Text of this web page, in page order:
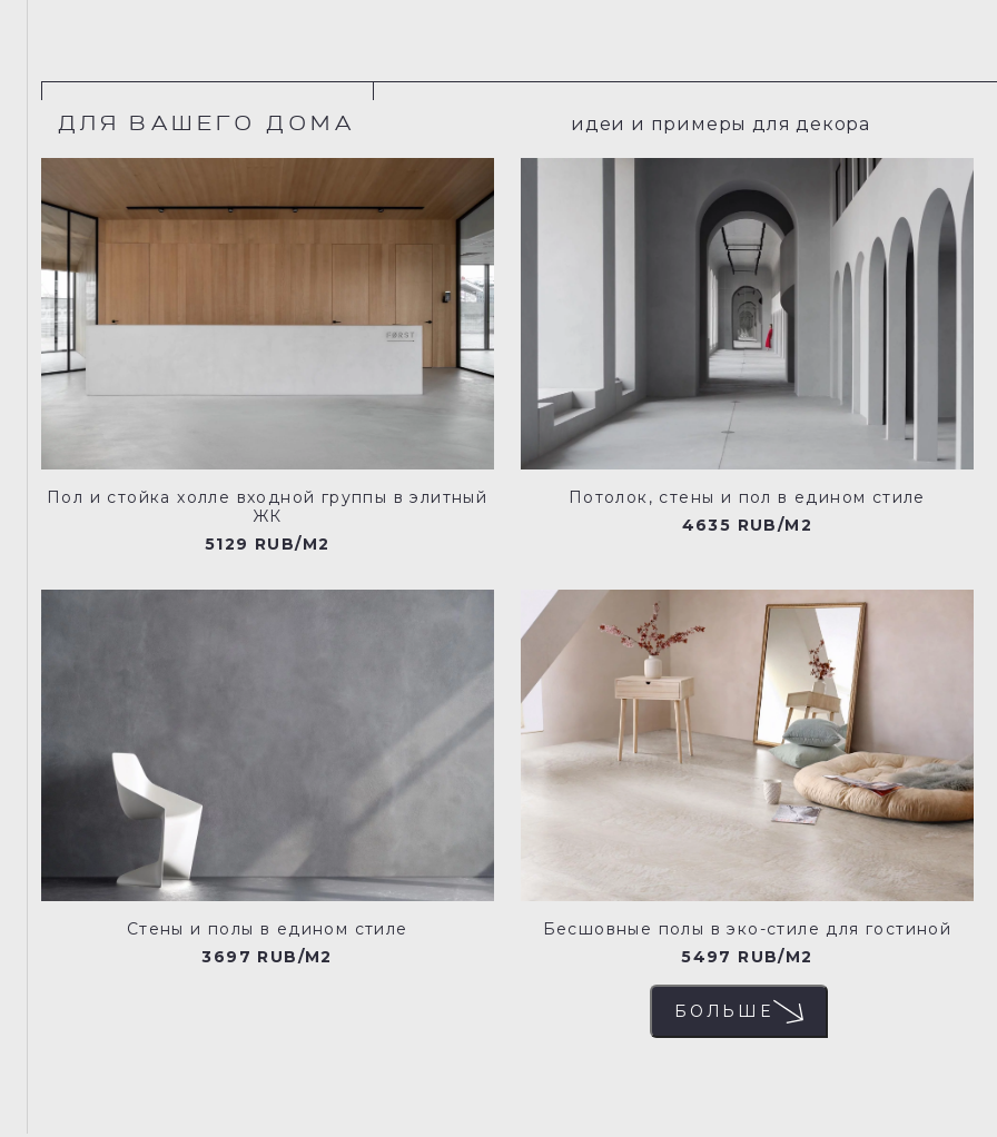
ДЛЯ ВАШЕГО ДОМА идеи и примеры для декора
Пол и стойка холле входной группы в элитный
ЖК
5129 RUB/M2
Потолок, стены и пол в едином стиле
4635 RUB/M2
Стены и полы в едином стиле
3697 RUB/M2
Бесшовные полы в эко-стиле для гостиной
5497 RUB/M2
БОЛЬШЕ